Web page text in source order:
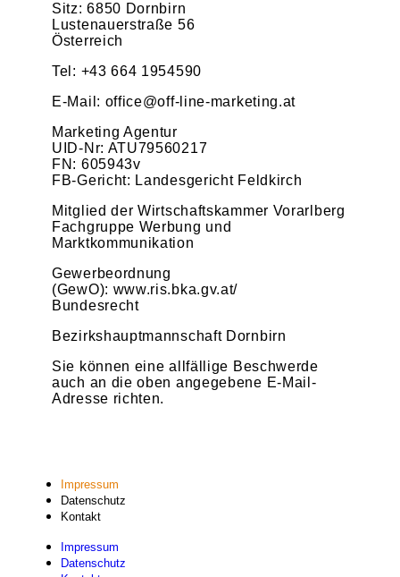
Sitz: 6850 Dornbirn
Lustenauerstraße 56
Österreich
Tel: +43 664 1954590
E-Mail: office@off-line-marketing.at
Marketing Agentur
UID-Nr: ATU79560217
FN: 605943v
FB-Gericht: Landesgericht Feldkirch
Mitglied der Wirtschaftskammer Vorarlberg
Fachgruppe Werbung und
Marktkommunikation
Gewerbeordnung
(GewO): www.ris.bka.gv.at/
Bundesrecht
Bezirkshauptmannschaft Dornbirn
Sie können eine allfällige Beschwerde
auch an die oben angegebene E-Mail-
Adresse richten.
Impressum
Datenschutz
Kontakt
Impressum
Datenschutz